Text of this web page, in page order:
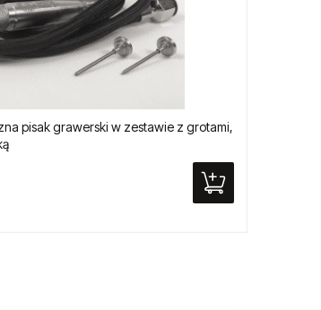
pisak grawerski w zestawie z grotami,